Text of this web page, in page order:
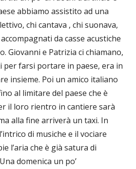
abbiamo assistito ad una
chi cantava , chi suonava,
da casse acustiche
Giovanni e Patrizia ci chiamano,
farsi portare in paese, era in
insieme. Poi un amico italiano
al limitare del paese che è
il loro rientro in cantiere sarà
alla fine arriverà un taxi. In
di musiche e il vociare
l’aria che è già satura di
domenica un po’